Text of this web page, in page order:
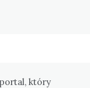
który